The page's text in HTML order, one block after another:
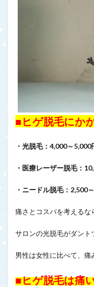
■ヒゲ脱毛にか
・光脱毛：4,000～5,000
・医療レーザー脱毛：
・ニードル脱毛：2,500
痛さとコスパを考えるな
サロンの光脱毛がダント
男性は女性に比べて、痛
■ヒゲ脱毛は痛